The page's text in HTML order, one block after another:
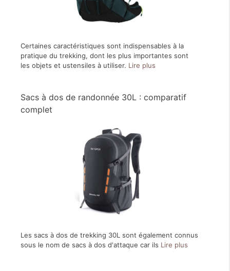
Certaines caractéristiques sont indispensables à la
pratique du trekking, dont les plus importantes sont
les objets et ustensiles à utiliser. Lire plus
Sacs à dos de randonnée 30L : comparatif
complet
Les sacs à dos de trekking 30L sont également connus
sous le nom de sacs à dos d'attaque car ils Lire plus